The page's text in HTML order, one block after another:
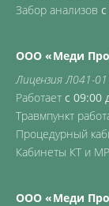
Забор анализов
ООО «Меди
Лицензия Л041-
Работает с 09:00
Травмпункт
Процедурный
Кабинеты КТ и
ООО «Меди